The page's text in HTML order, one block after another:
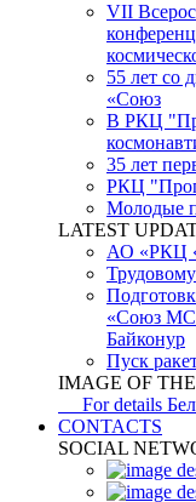
VII
55 лет со
«Союз
В РКЦ
35 лет
РКЦ
Молодые
LATEST
АО «РКЦ
«Союз
Байконур
Пуск
IMAGE OF
For details
CONTACTS
SOCIAL